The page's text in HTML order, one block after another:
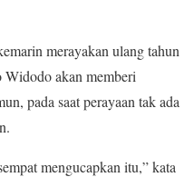
merayakan ulang tahun
Widodo akan memberi
pada saat perayaan tak ada
mengucapkan itu,” kata